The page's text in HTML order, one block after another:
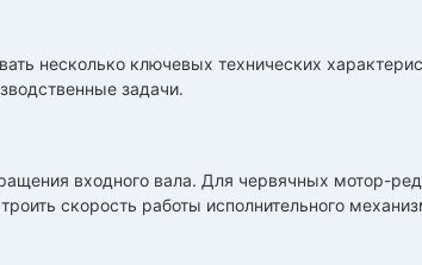
несколько ключевых технических
задачи.
входного вала. Для червячных мотор-
скорость работы исполнительного